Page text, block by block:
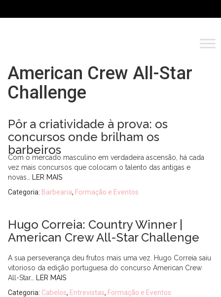
American Crew All-Star
Challenge
Pôr a criatividade à prova: os
concursos onde brilham os
barbeiros
Com o mercado masculino em verdadeira ascensão, há cada
vez mais concursos que colocam o talento das antigas e
novas…
LER MAIS
Categoria: Barbearia, Formação e Eventos
Hugo Correia: Country Winner |
American Crew All-Star Challenge
A sua perseverança deu frutos mais uma vez. Hugo Correia saiu
vitorioso da edição portuguesa do concurso American Crew
All-Star…
LER MAIS
Categoria: Cabelos, Entrevistas, Formação e Eventos